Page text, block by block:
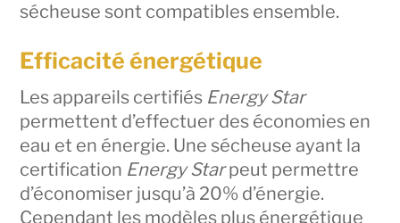
sécheuse sont compatibles ensemble.
Efficacité énergétique
Les appareils certifiés Energy Star
permettent d’effectuer des économies en
eau et en énergie. Une sécheuse ayant la
certification Energy Starpeut permettre
d’économiser jusqu’à 20% d’énergie.
Cependant les modèles plus énergétique